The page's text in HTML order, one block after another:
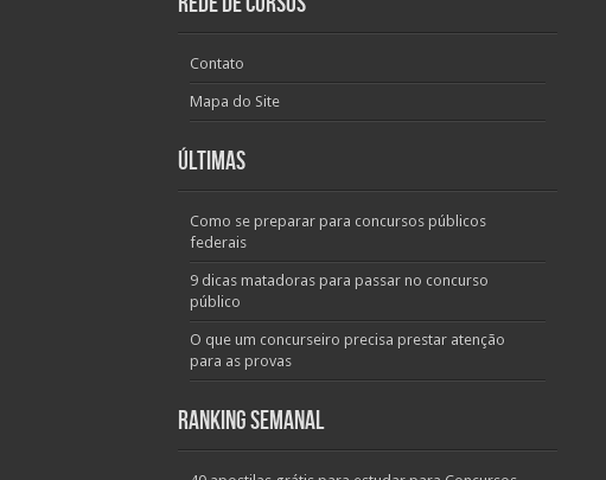
Contato
Mapa do Site
Últimas
Como se preparar para concursos públicos
federais
9 dicas matadoras para passar no concurso
público
O que um concurseiro precisa prestar atenção
para as provas
Ranking Semanal